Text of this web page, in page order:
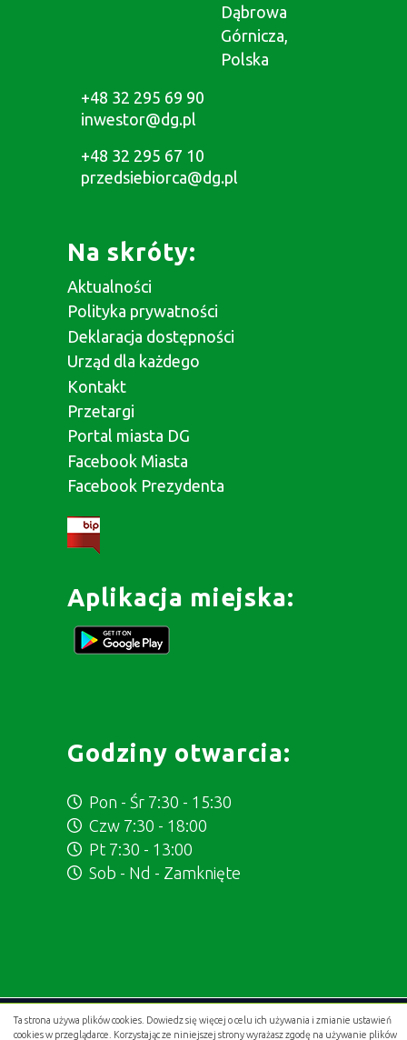
Ta strona używa plików cookies. Dowiedz się więcej o celu ich używania i zmianie ustawień
cookies w przeglądarce. Korzystając ze niniejszej strony wyrażasz zgodę na używanie plików
Dąbrowa
Górnicza,
Polska
+48 32 295 69 90
inwestor@dg.pl
+48 32 295 67 10
przedsiebiorca@dg.pl
Na skróty:
Aktualności
Polityka prywatności
Deklaracja dostępności
Urząd dla każdego
Kontakt
Przetargi
Portal miasta DG
Facebook Miasta
Facebook Prezydenta
Aplikacja miejska:
Godziny otwarcia:
Pon - Śr 7:30 - 15:30
Czw 7:30 - 18:00
Pt 7:30 - 13:00
Sob - Nd - Zamknięte
Projekt i wykonanie:.gold studio digital